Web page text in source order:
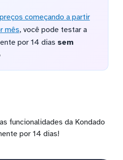
preços começando a partir
mês, você pode testar a
por 14 dias sem
funcionalidades da Kondado
por 14 dias!